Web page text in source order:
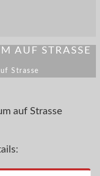
AUF STRASSE
Strasse
auf Strasse